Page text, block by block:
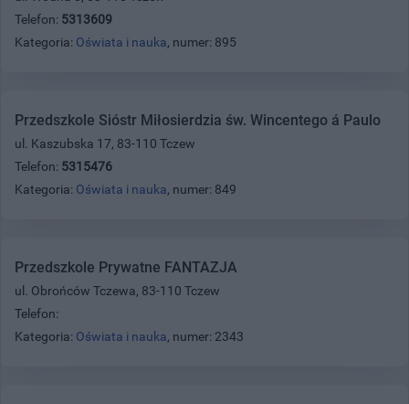
Telefon: 5313609
Kategoria: Oświata i nauka, numer: 895
Przedszkole Sióstr Miłosierdzia św. Wincentego á Paulo
ul. Kaszubska 17, 83-110 Tczew
Telefon: 5315476
Kategoria: Oświata i nauka, numer: 849
Przedszkole Prywatne FANTAZJA
ul. Obrońców Tczewa, 83-110 Tczew
Telefon:
Kategoria: Oświata i nauka, numer: 2343